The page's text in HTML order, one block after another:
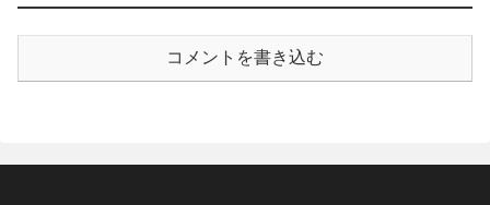
コメントを書き込む